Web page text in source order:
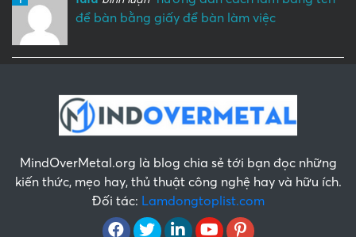
để bàn bằng giấy để bàn làm việc
MindOverMetal.org là blog chia sẻ tới bạn đọc những
kiến thức, mẹo hay, thủ thuật công nghệ hay và hữu ích.
Đối tác: Lamdongtoplist.com